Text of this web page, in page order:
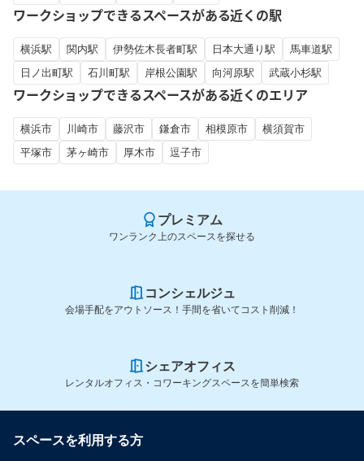
ワークショップできるスペースがある近くの駅
横浜駅 関内駅 伊勢佐木長者町駅 日本大通り駅
馬車道駅
日ノ出町駅
石川町駅 岸根公園駅 向河原駅 武蔵小杉駅
ワークショップできるスペースがある近くのエリア
横浜市 川崎市 藤沢市 鎌倉市 相模原市
横須賀市
平塚市
茅ヶ崎市 厚木市 逗子市
プレミアム
ワンランク上のスペースを探せる
コンシェルジュ
会場手配をアウトソース！手間を省いてコスト削減！
シェアオフィス
レンタルオフィス・コワーキングスペースを簡単検索
スペースを利用する方